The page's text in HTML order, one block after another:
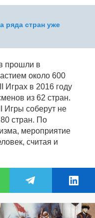
ряда стран уже
прошли в
около 600
Играх в 2016 году
из 62 стран.
Игры соберут не
стран. По
мероприятие
считая и